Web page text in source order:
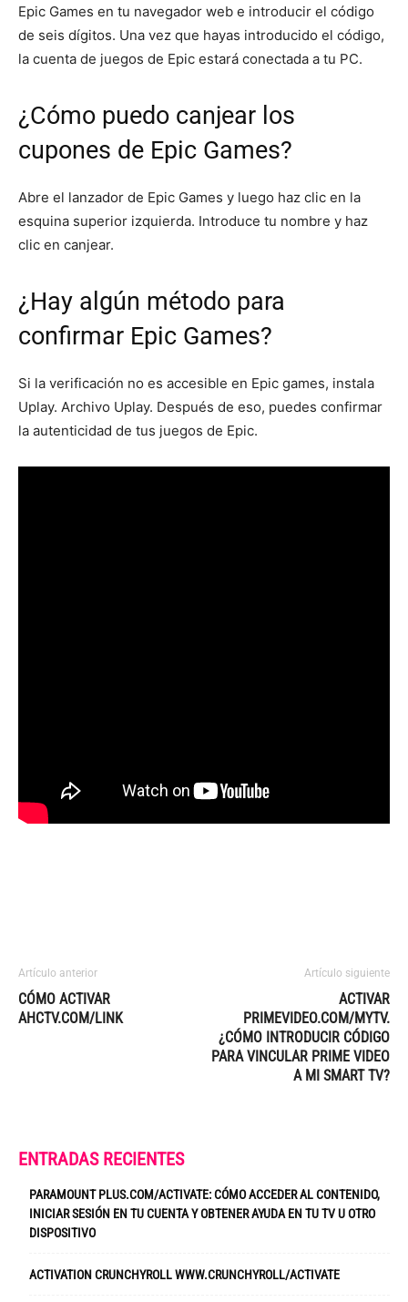
Epic Games en tu navegador web e introducir el código
de seis dígitos. Una vez que hayas introducido el código,
la cuenta de juegos de Epic estará conectada a tu PC.
¿Cómo puedo canjear los
cupones de Epic Games?
Abre el lanzador de Epic Games y luego haz clic en la
esquina superior izquierda. Introduce tu nombre y haz
clic en canjear.
¿Hay algún método para
confirmar Epic Games?
Si la verificación no es accesible en Epic games, instala
Uplay. Archivo Uplay. Después de eso, puedes confirmar
la autenticidad de tus juegos de Epic.
Artículo anterior
CÓMO ACTIVAR
AHCTV.COM/LINK
Artículo siguiente
ACTIVAR
PRIMEVIDEO.COM/MYTV.
¿CÓMO INTRODUCIR CÓDIGO
PARA VINCULAR PRIME VIDEO
A MI SMART TV?
ENTRADAS RECIENTES
PARAMOUNT PLUS.COM/ACTIVATE: CÓMO ACCEDER AL CONTENIDO,
INICIAR SESIÓN EN TU CUENTA Y OBTENER AYUDA EN TU TV U OTRO
DISPOSITIVO
ACTIVATION CRUNCHYROLL WWW.CRUNCHYROLL/ACTIVATE